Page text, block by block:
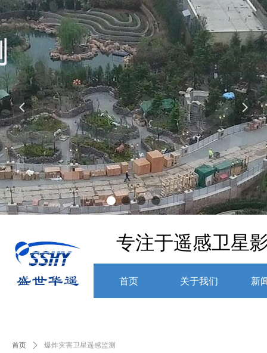
넳 넲
首页 关于我们 新
专注于遥感卫星
首页 ꄲ 爆炸灾害卫星遥感监测